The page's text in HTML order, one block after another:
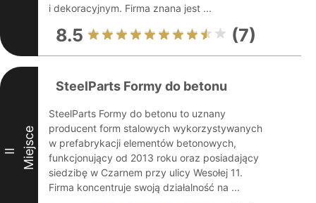
i dekoracyjnym. Firma znana jest ...
8.5 (7)
II Miejsce
SteelParts Formy do betonu
SteelParts Formy do betonu to uznany
producent form stalowych wykorzystywanych
w prefabrykacji elementów betonowych,
funkcjonujący od 2013 roku oraz posiadający
siedzibę w Czarnem przy ulicy Wesołej 11.
Firma koncentruje swoją działalność na ...